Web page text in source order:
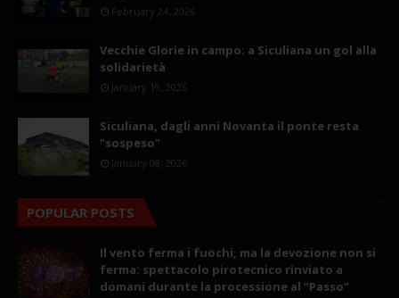
February 24, 2026
Vecchie Glorie in campo: a Siculiana un gol alla
solidarietà
January 19, 2026
Siculiana, dagli anni Novanta il ponte resta
"sospeso"
January 08, 2026
POPULAR POSTS
Il vento ferma i fuochi, ma la devozione non si
ferma: spettacolo pirotecnico rinviato a
domani durante la processione al “Passo”